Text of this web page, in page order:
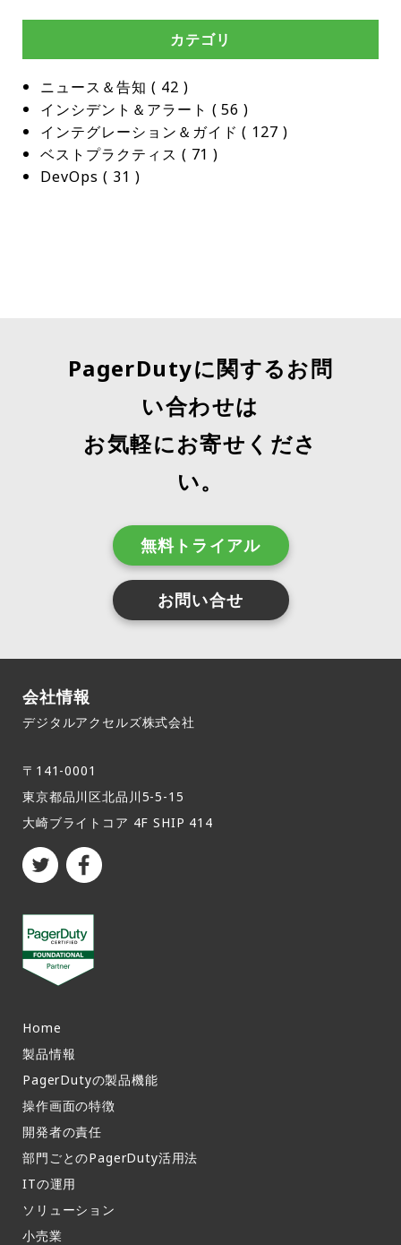
カテゴリ
ニュース＆告知 ( 42 )
インシデント＆アラート ( 56 )
インテグレーション＆ガイド ( 127 )
ベストプラクティス ( 71 )
DevOps ( 31 )
PagerDutyに関するお問
い合わせは
お気軽にお寄せくださ
い。
無料トライアル
お問い合せ
会社情報
デジタルアクセルズ株式会社
〒141-0001
東京都品川区北品川5-5-15​
大崎ブライトコア 4F SHIP 414
Home
製品情報​
PagerDutyの製品機能​
操作画面の特徴​
開発者の責任
部門ごとのPagerDuty活用法​
ITの運用​
ソリューション
小売業